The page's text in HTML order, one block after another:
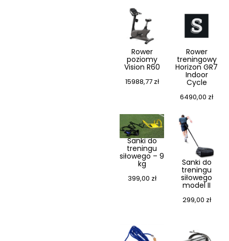
Rower
poziomy
Vision R60
15988,77 zł
Rower
treningowy
Horizon GR7
Indoor
Cycle
6490,00 zł
Sanki do
treningu
siłowego – 9
kg
399,00 zł
Sanki do
treningu
siłowego
model II
299,00 zł